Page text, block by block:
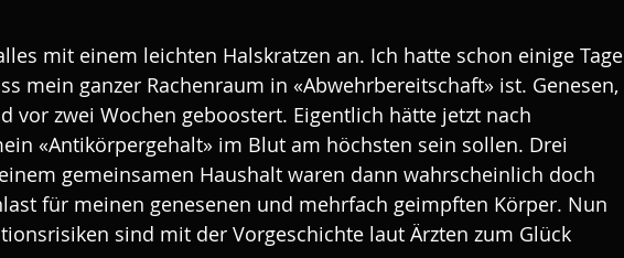
mit einem leichten Halskratzen an. Ich hatte schon einige Tage
mein ganzer Rachenraum in «Abwehrbereitschaft» ist. Genesen,
vor zwei Wochen geboostert. Eigentlich hätte jetzt nach
«Antikörpergehalt» im Blut am höchsten sein sollen. Drei
gemeinsamen Haushalt waren dann wahrscheinlich doch
für meinen genesenen und mehrfach geimpften Körper. Nun
sind mit der Vorgeschichte laut Ärzten zum Glück